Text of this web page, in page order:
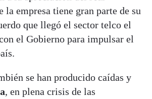
la empresa tiene gran parte de su
que llegó el sector telco el
el Gobierno para impulsar el
se han producido caídas y
, en plena crisis de las